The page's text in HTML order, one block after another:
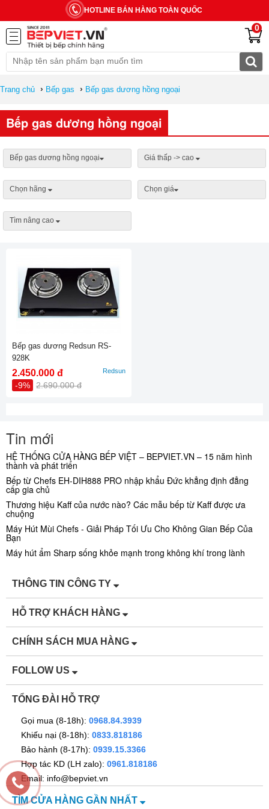
HOTLINE BÁN HÀNG TOÀN QUỐC
0
Trang chủ › Bếp gas › Bếp gas dương hồng ngoại
Bếp gas dương hồng ngoại
Bếp gas dương hồng ngoại Giá thấp -> cao
Chọn hãng Chọn giá
Tìm nâng cao
Bếp gas dương Redsun RS-
928K
2.450.000 đ
-9% 2.690.000 đ
Redsun
Tin mới
HỆ THỐNG CỬA HÀNG BẾP VIỆT – BEPVIET.VN – 15 năm hình
thành và phát triển
Bếp từ Chefs EH-DIH888 PRO nhập khẩu Đức khẳng định đẳng
cấp gia chủ
Thương hiệu Kaff của nước nào? Các mẫu bếp từ Kaff được ưa
chuộng
Máy Hút Mùi Chefs - Giải Pháp Tối Ưu Cho Không Gian Bếp Của
Bạn
Máy hút ẩm Sharp sống khỏe mạnh trong không khí trong lành
THÔNG TIN CÔNG TY
HỖ TRỢ KHÁCH HÀNG
CHÍNH SÁCH MUA HÀNG
FOLLOW US
TỔNG ĐÀI HỖ TRỢ
Gọi mua (8-18h): 0968.84.3939
Khiếu nại (8-18h): 0833.818186
Bảo hành (8-17h): 0939.15.3366
Hợp tác KD (LH zalo): 0961.818186
Email: info@bepviet.vn
TÌM CỬA HÀNG GẦN NHẤT